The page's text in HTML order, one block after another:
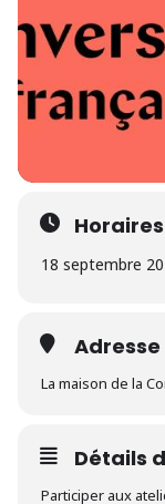
Horaires
18 septembre
Adresse
La maison de la
Détails
Participer aux